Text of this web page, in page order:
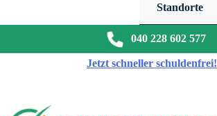
Standorte
040 228 602 577
Jetzt schneller schuldenfrei!